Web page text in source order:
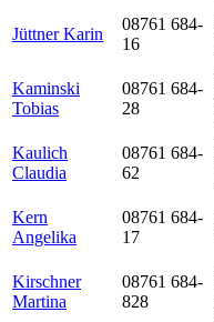
Jüttner Karin
08761 684-
16
Kaminski
Tobias
08761 684-
28
Kaulich
Claudia
08761 684-
62
Kern
Angelika
08761 684-
17
Kirschner
Martina
08761 684-
828